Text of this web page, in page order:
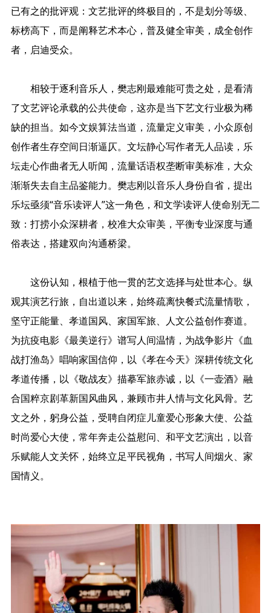
已有之的批评观：文艺批评的终极目的，不是划分等级、
标榜高下，而是阐释艺术本心，普及健全审美，成全创作
者，启迪受众。
相较于逐利音乐人，樊志刚最难能可贵之处，是看清
了文艺评论承载的公共使命，这亦是当下艺文行业极为稀
缺的担当。如今文娱算法当道，流量定义审美，小众原创
创作者生存空间日渐逼仄。文坛静心写作者无人品读，乐
坛走心作曲者无人听闻，流量话语权垄断审美标准，大众
渐渐失去自主品鉴能力。樊志刚以音乐人身份自省，提出
乐坛亟须“音乐读评人”这一角色，和文学读评人使命别无二
致：打捞小众深耕者，校准大众审美，平衡专业深度与通
俗表达，搭建双向沟通桥梁。
这份认知，根植于他一贯的艺文选择与处世本心。纵
观其演艺行旅，自出道以来，始终疏离快餐式流量情歌，
坚守正能量、孝道国风、家国军旅、人文公益创作赛道。
为抗疫电影《最美逆行》谱写人间温情，为战争影片《血
战打渔岛》唱响家国信仰，以《孝在今天》深耕传统文化
孝道传播，以《敬战友》描摹军旅赤诚，以《一壶酒》融
合国粹京剧革新国风曲风，兼顾市井人情与文化风骨。艺
文之外，躬身公益，受聘自闭症儿童爱心形象大使、公益
时尚爱心大使，常年奔走公益慰问、和平文艺演出，以音
乐赋能人文关怀，始终立足平民视角，书写人间烟火、家
国情义。